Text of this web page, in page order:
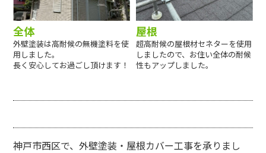
全体
外壁塗装は高耐候の無機塗料を使
用しました。
長く安心してお過ごし頂けます！
屋根
超高耐候の屋根材セネターを使用
しましたので、お住い全体の耐候
性もアップしました。
神戸市西区で、外壁塗装・屋根カバー工事を承りまし